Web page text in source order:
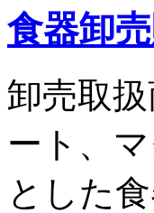
食器卸
卸売取
ート、
とした